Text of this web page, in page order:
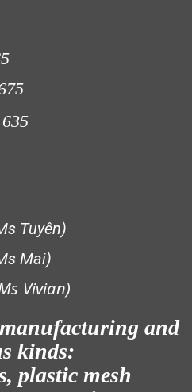
HÌNH VUÔNG
NẮNG
ĐỘNG VẬT
Tuyên)
Mai)
Vivian)
and
kinds:
plastic mesh